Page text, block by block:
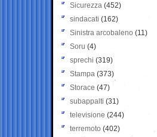
Sicurezza (452)
sindacati (162)
Sinistra arcobaleno (11)
Soru (4)
sprechi (319)
Stampa (373)
Storace (47)
subappalti (31)
televisione(244)
terremoto (402)